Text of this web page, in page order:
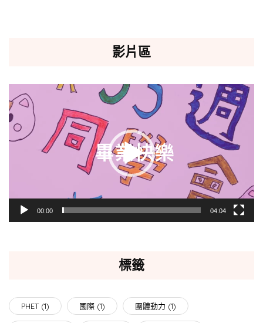
影片區
訊
播
放
00:00 04:04
標籤
PHET(1) 國際 (1) 團體動力 (1)